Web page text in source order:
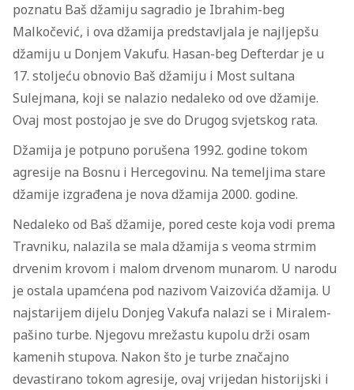
poznatu Baš džamiju sagradio je Ibrahim-beg
Malkočević, i ova džamija predstavljala je najljepšu
džamiju u Donjem Vakufu. Hasan-beg Defterdar je u
17. stoljeću obnovio Baš džamiju i Most sultana
Sulejmana, koji se nalazio nedaleko od ove džamije.
Ovaj most postojao je sve do Drugog svjetskog rata.
Džamija je potpuno porušena 1992. godine tokom
agresije na Bosnu i Hercegovinu. Na temeljima stare
džamije izgrađena je nova džamija 2000. godine.
Nedaleko od Baš džamije, pored ceste koja vodi prema
Travniku, nalazila se mala džamija s veoma strmim
drvenim krovom i malom drvenom munarom. U narodu
je ostala upamćena pod nazivom Vaizovića džamija. U
najstarijem dijelu Donjeg Vakufa nalazi se i Miralem-
pašino turbe. Njegovu mrežastu kupolu drži osam
kamenih stupova. Nakon što je turbe značajno
devastirano tokom agresije, ovaj vrijedan historijski i